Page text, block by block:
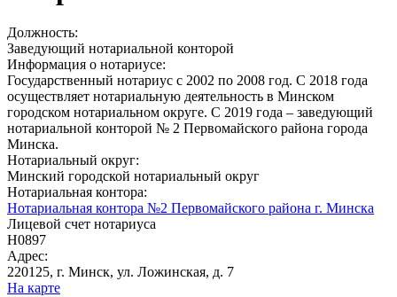
Должность:
Заведующий нотариальной конторой
Информация о нотариусе:
Государственный нотариус с 2002 по 2008 год. С 2018 года
осуществляет нотариальную деятельность в Минском
городском нотариальном округе. С 2019 года – заведующий
нотариальной конторой № 2 Первомайского района города
Минска.
Нотариальный округ:
Минский городской нотариальный округ
Нотариальная контора:
Нотариальная контора №2 Первомайского района г. Минска
Лицевой счет нотариуса
Н0897
Адрес:
220125, г. Минск, ул. Ложинская, д. 7
На карте